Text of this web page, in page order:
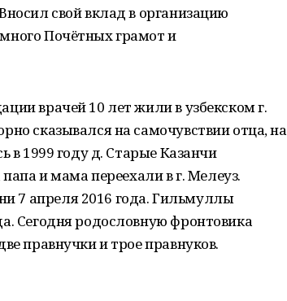
свой вклад в организацию
Почётных грамот и
врачей 10 лет жили в узбекском г.
сказывался на самочувствии отца, на
в 1999 году д. Старые Казанчи
и мама переехали в г. Мелеуз.
7 апреля 2016 года. Гильмуллы
Сегодня родословную фронтовика
правнучки и трое правнуков.